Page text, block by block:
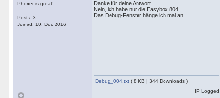
Phoner is great!
Posts: 3
Joined: 19. Dec 2016
Danke für deine Antwort.
Nein, ich habe nur die Easybox 804.
Das Debug-Fenster hänge ich mal an.
Debug_004.txt ( 8 KB | 344 Downloads )
IP Logged